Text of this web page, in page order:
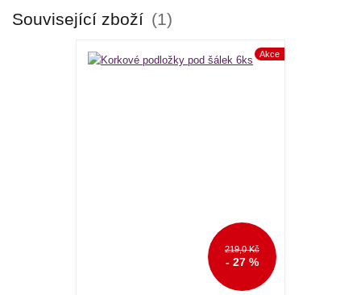
Související zboží 1
Akce
219,0 Kč
- 27 %